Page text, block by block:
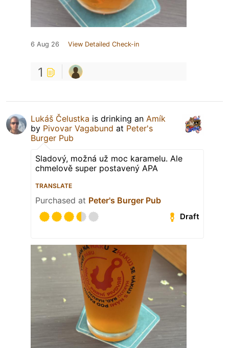
6 Aug 26 View Detailed Check-in
1
Lukáš Čelustka is drinking an Amík
by Pivovar Vagabund at Peter's
Burger Pub
Sladový, možná už moc karamelu. Ale
chmelově super postavený APA
TRANSLATE
Purchased at Peter's Burger Pub
Draft